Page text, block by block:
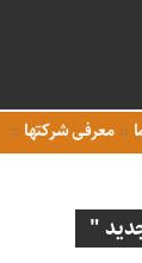
معرفی شرکتها
"